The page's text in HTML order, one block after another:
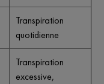
Transpiration
quotidienne
Transpiration
excessive,